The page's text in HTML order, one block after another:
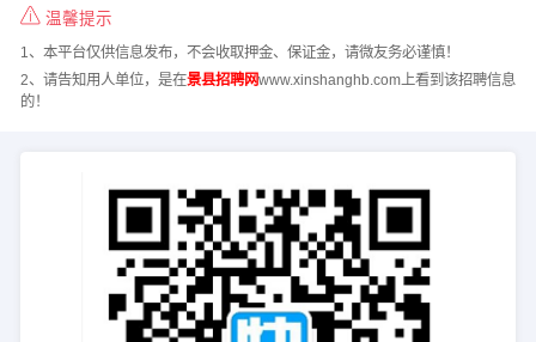
温馨提示
1、本平台仅供信息发布，不会收取押金、保证金，请微友务必谨慎！
2、请告知用人单位，是在景县招聘网www.xinshanghb.com上看到该招聘信息
的！